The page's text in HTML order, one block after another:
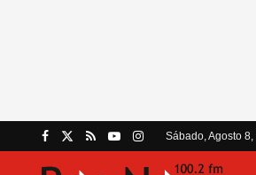
Sábado, Agosto 8,